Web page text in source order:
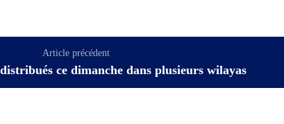
Article précédent
ce dimanche dans plusieurs wilayas